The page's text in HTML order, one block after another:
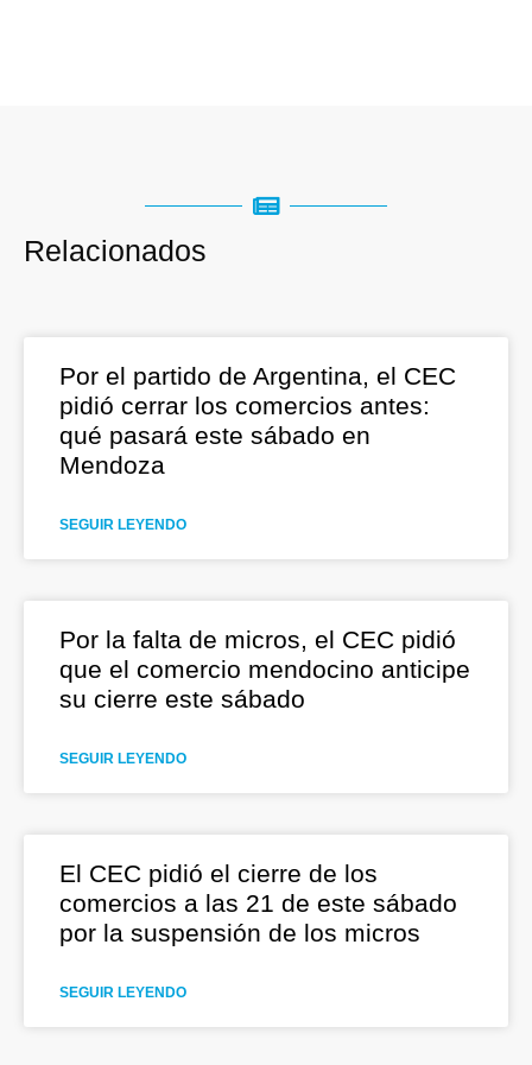
Relacionados
Por el partido de Argentina, el CEC
pidió cerrar los comercios antes:
qué pasará este sábado en
Mendoza
SEGUIR LEYENDO
Por la falta de micros, el CEC pidió
que el comercio mendocino anticipe
su cierre este sábado
SEGUIR LEYENDO
El CEC pidió el cierre de los
comercios a las 21 de este sábado
por la suspensión de los micros
SEGUIR LEYENDO